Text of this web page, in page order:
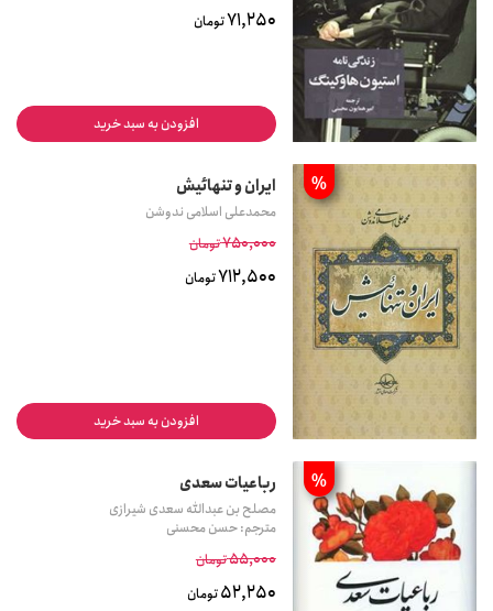
71,250تومان
افزودن به سبد خرید
% ایران و تنهائیش
محمدعلی اسلامی ندوشن
750,000تومان
712,500تومان
افزودن به سبد خرید
% رباعیات سعدی
مصلح بن عبدالله سعدی شیرازی
مترجم: حسن محسنی
55,000تومان
52,250تومان